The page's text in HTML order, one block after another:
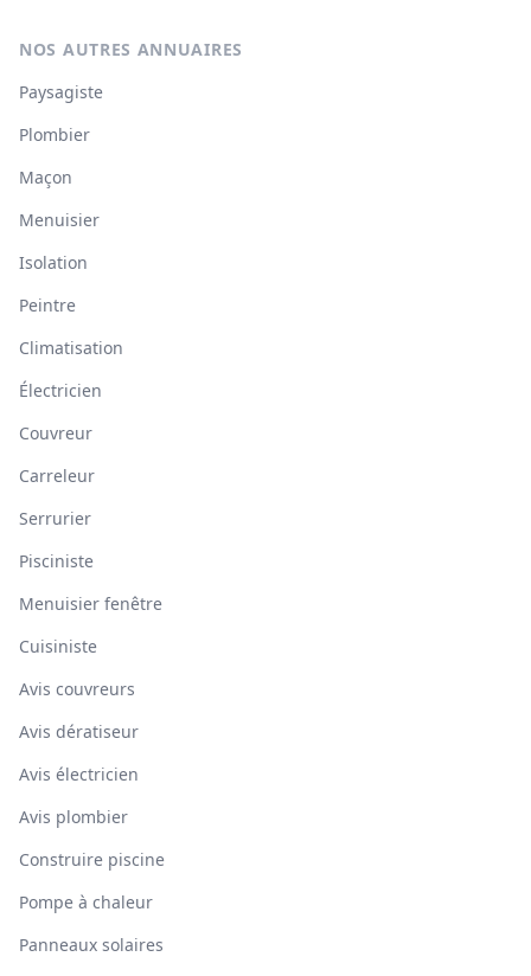
NOS AUTRES ANNUAIRES
Paysagiste
Plombier
Maçon
Menuisier
Isolation
Peintre
Climatisation
Électricien
Couvreur
Carreleur
Serrurier
Pisciniste
Menuisier fenêtre
Cuisiniste
Avis couvreurs
Avis dératiseur
Avis électricien
Avis plombier
Construire piscine
Pompe à chaleur
Panneaux solaires